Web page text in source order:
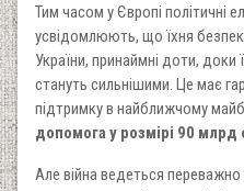
Тим часом у Європі політичні
усвідомлюють, що їхня
України, принаймні доти, доки
стануть сильнішими. Це має
підтримку в найближчому
допомога у розмірі 90
Але війна ведеться переважно